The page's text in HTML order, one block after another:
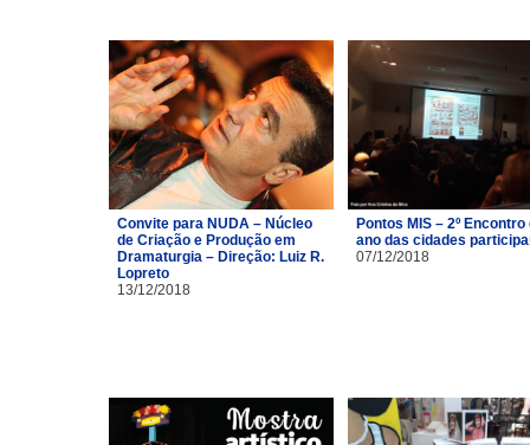
Convite para NUDA – Núcleo
de Criação e Produção em
Dramaturgia – Direção: Luiz R.
Lopreto
13/12/2018
Pontos MIS – 2º Encontro
ano das cidades
07/12/2018